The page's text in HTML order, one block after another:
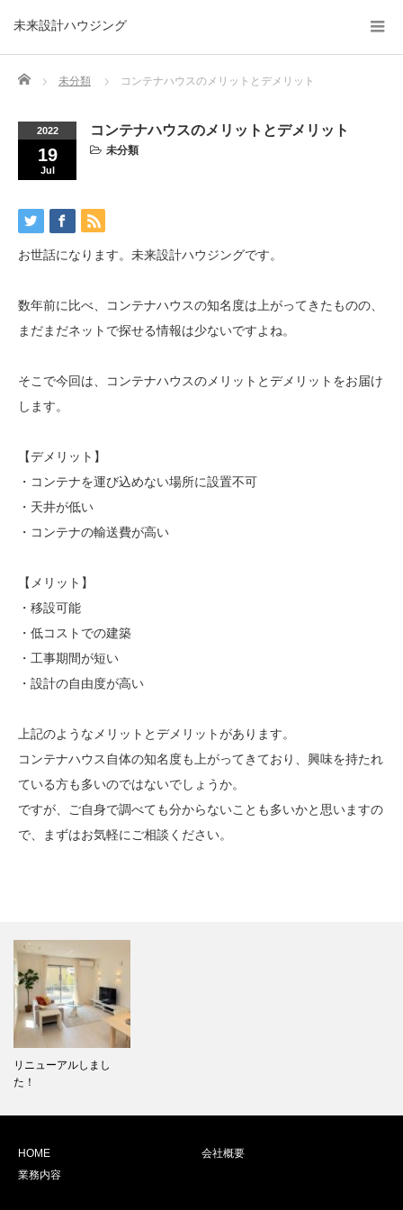
未来設計ハウジング
Home 未分類 コンテナハウスのメリットとデメリット
2022
19
Jul
コンテナハウスのメリットとデメリット
未分類
お世話になります。未来設計ハウジングです。
数年前に比べ、コンテナハウスの知名度は上がってきたものの、
まだまだネットで探せる情報は少ないですよね。
そこで今回は、コンテナハウスのメリットとデメリットをお届け
します。
【デメリット】
・コンテナを運び込めない場所に設置不可
・天井が低い
・コンテナの輸送費が高い
【メリット】
・移設可能
・低コストでの建築
・工事期間が短い
・設計の自由度が高い
上記のようなメリットとデメリットがあります。
コンテナハウス自体の知名度も上がってきており、興味を持たれ
ている方も多いのではないでしょうか。
ですが、ご自身で調べても分からないことも多いかと思いますの
で、まずはお気軽にご相談ください。
リニューアルしまし
た！
HOME
会社概要
業務内容